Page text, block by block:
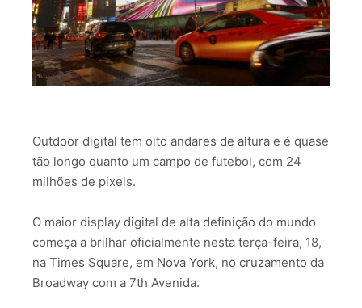
Outdoor digital tem oito andares de altura e é quase
tão longo quanto um campo de futebol, com 24
milhões de pixels.
O maior display digital de alta definição do mundo
começa a brilhar oficialmente nesta terça-feira, 18,
na Times Square, em Nova York, no cruzamento da
Broadway com a 7th Avenida.